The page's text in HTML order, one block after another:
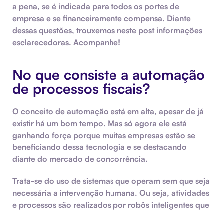
a pena, se é indicada para todos os portes de
empresa e se financeiramente compensa. Diante
dessas questões, trouxemos neste post informações
esclarecedoras. Acompanhe!
No que consiste a automação
de processos fiscais?
O conceito de automação está em alta, apesar de já
existir há um bom tempo. Mas só agora ele está
ganhando força porque muitas empresas estão se
beneficiando dessa tecnologia e se destacando
diante do mercado de concorrência.
Trata-se do uso de sistemas que operam sem que seja
necessária a intervenção humana. Ou seja, atividades
e processos são realizados por robôs inteligentes que